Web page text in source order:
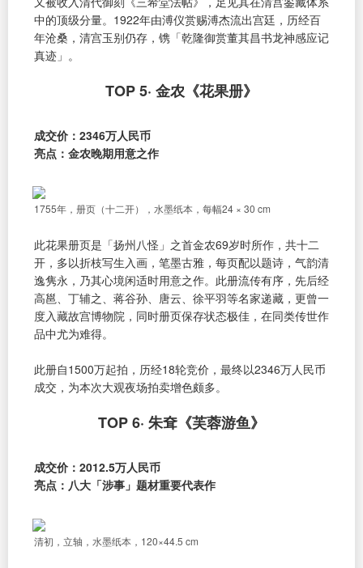
中的顶级分量。1922年由溥仪赏赐溥杰流出宫廷，历经百
年沧桑，清宫玉别仍存，镌「乾隆御赏董其昌书龙神感应记
真迹」。
TOP 5· 金农《花果册》
成交价：2346万人民币
亮点：金农晚期用意之作
1755年，册页（十二开），水墨纸本，每幅24 × 30 cm
此花果册页是「扬州八怪」之首金农69岁时所作，共十二
开，多以折枝写生入画，笔墨古雅，每页配以题诗，气韵清
逸隽永，乃其心境闲适时用意之作。此册流传有序，先后经
高邕、丁辅之、蒋谷孙、唐云、徐平羽等名家递藏，更曾一
度入藏故宫博物院，同时册页保存状态极佳，在同类传世作
品中尤为难得。
此册自1500万起拍，历经18轮竞价，最终以2346万人民币
成交，为本次大观夜场拍卖增色颇多。
TOP 6· 朱耷《芙蓉游鱼》
成交价：2012.5万人民币
亮点：八大「涉事」题材重要代表作
清初，立轴，水墨纸本，120×44.5 cm